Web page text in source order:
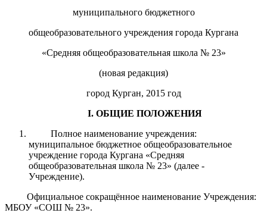
муниципального бюджетного
общеобразовательного учреждения города Кургана
«Средняя общеобразовательная школа № 23»
(новая редакция)
город Курган, 2015 год
I. ОБЩИЕ ПОЛОЖЕНИЯ
Полное наименование учреждения:
муниципальное бюджетное общеобразовательное
учреждение города Кургана «Средняя
общеобразовательная школа № 23» (далее -
Учреждение).
Официальное сокращённое наименование Учреждения:
МБОУ «СОШ № 23».